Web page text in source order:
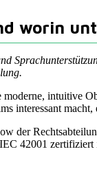
worin
intuitive
interessant
der
42001